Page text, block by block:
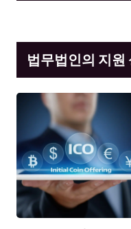
법무법인의 지원